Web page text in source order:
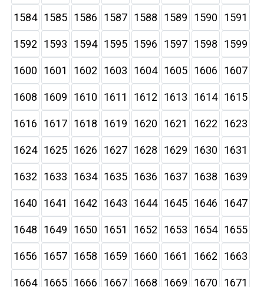
1584 1585 1586 1587 1588 1589 1590 1591
1592 1593 1594 1595 1596 1597 1598 1599
1600 1601 1602 1603 1604 1605 1606 1607
1608 1609 1610 1611 1612 1613 1614 1615
1616 1617 1618 1619 1620 1621 1622 1623
1624 1625 1626 1627 1628 1629 1630 1631
1632 1633 1634 1635 1636 1637 1638 1639
1640 1641 1642 1643 1644 1645 1646 1647
1648 1649 1650 1651 1652 1653 1654 1655
1656 1657 1658 1659 1660 1661 1662 1663
1664 1665 1666 1667 1668 1669 1670 1671